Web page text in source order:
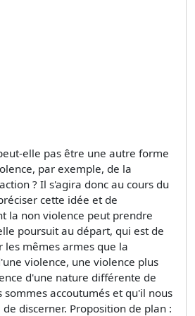
elle pas être une autre forme
par exemple, de la
? Il s'agira donc au cours du
cette idée et de
la non violence peut prendre
poursuit au départ, qui est de
les mêmes armes que la
violence, une violence plus
d'une nature différente de
accoutumés et qu'il nous
discerner. Proposition de plan :